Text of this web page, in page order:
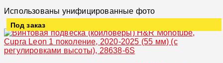
Использованы унифицированные фото
Под заказ